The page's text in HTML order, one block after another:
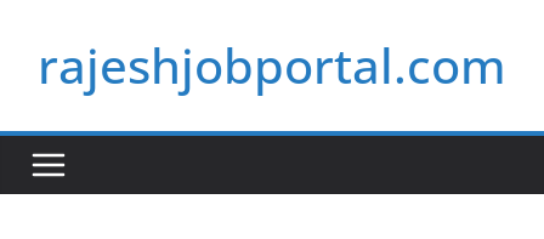
contentrajeshjobportal.com